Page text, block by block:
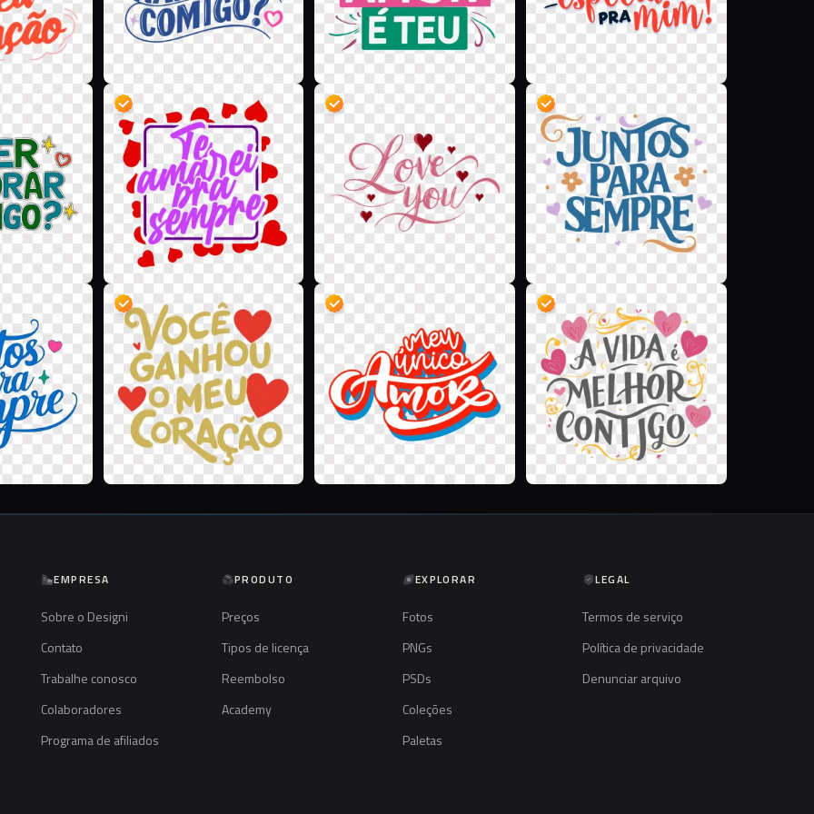
D D D D
D D D D
EMPRESA
Sobre o Designi
Contato
Trabalhe conosco
Colaboradores
Programa de afiliados
PRODUTO
Preços
Tipos de licença
Reembolso
Academy
EXPLORAR
Fotos
PNGs
PSDs
Coleções
Paletas
LEGAL
Termos de serviço
Política de privacidade
Denunciar arquivo